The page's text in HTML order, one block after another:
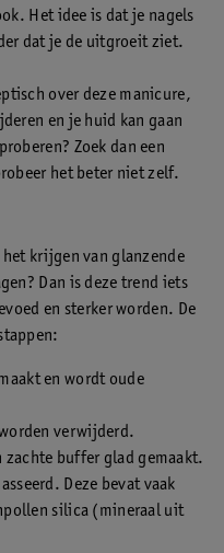
Het idee is dat je nagels
dat je de uitgroeit ziet.
over deze manicure,
en je huid kan gaan
Zoek dan een
het beter niet zelf.
het krijgen van glanzende
Dan is deze trend iets
en sterker worden. De
en wordt oude
verwijderd.
buffer glad gemaakt.
Deze bevat vaak
silica (mineraal uit